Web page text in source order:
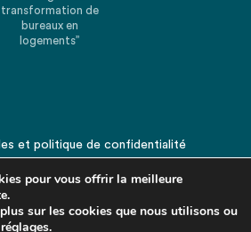
transformation de
bureaux en
logements”
et politique de confidentialité
pour vous offrir la meilleure
sur les cookies que nous utilisons ou
réglages.